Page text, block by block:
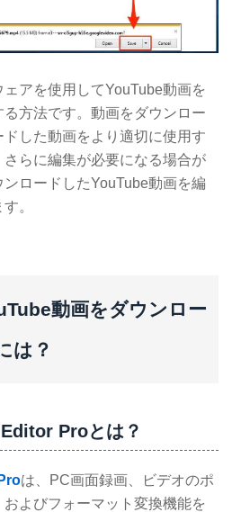
アを使用してYouTube動画を
方法です。動画をダウンロー
ドした動画をより適切に使用す
らに編集が必要になる場合が
ロードしたYouTube動画を編
。
動画をダウンロー
は？
Proとは？
は、PC画面録画、ビデオのポ
よびフォーマット変換機能を